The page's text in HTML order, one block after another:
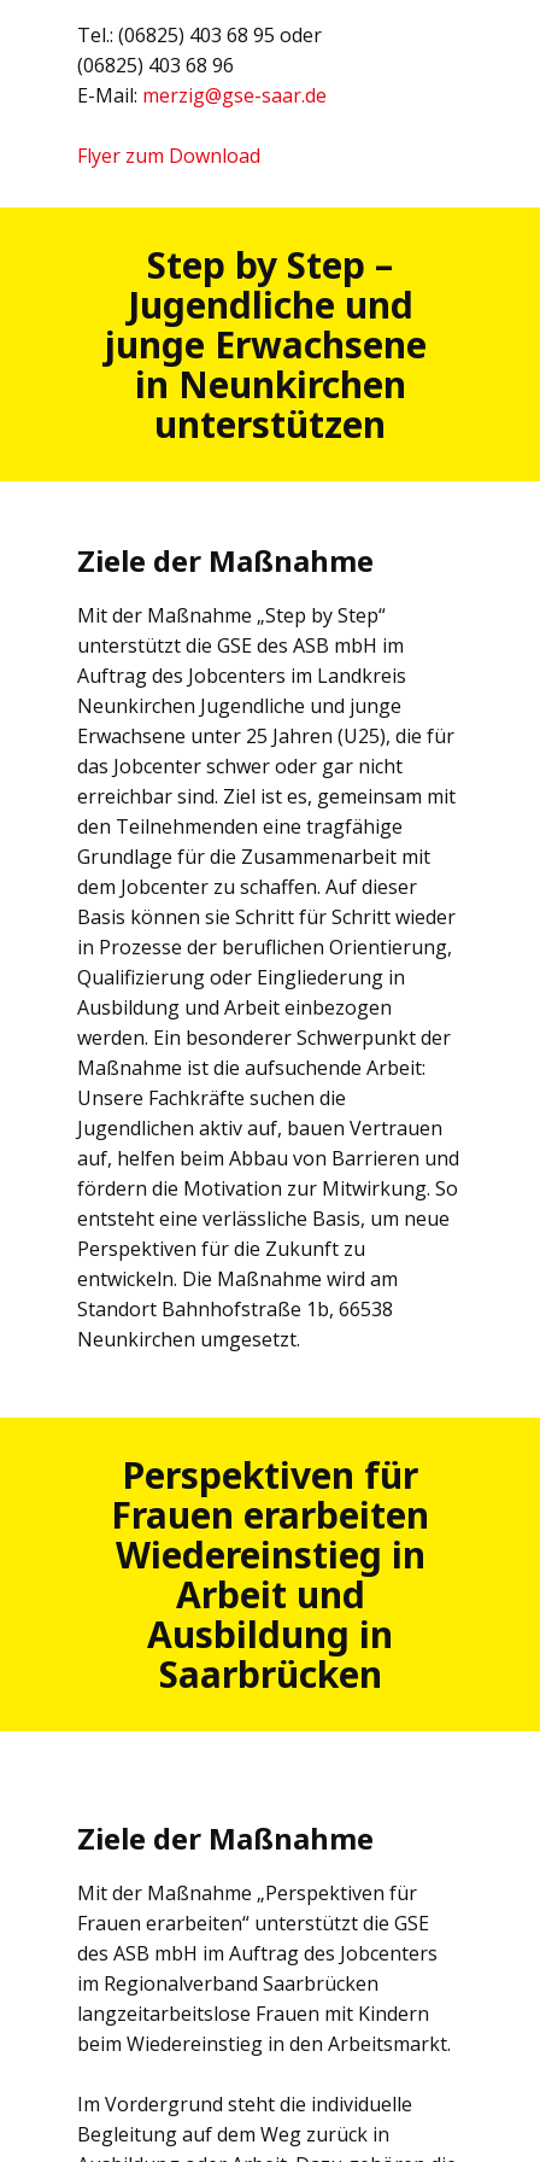
Tel.: (06825) 403 68 95 oder
(06825) 403 68 96
E-Mail: merzig@gse-saar.de
Flyer zum Download
Step by Step –
Jugendliche und
junge Erwachsene
in Neunkirchen
unterstützen
Ziele der Maßnahme
Mit der Maßnahme „Step by Step“
unterstützt die GSE des ASB mbH im
Auftrag des Jobcenters im Landkreis
Neunkirchen Jugendliche und junge
Erwachsene unter 25 Jahren (U25), die für
das Jobcenter schwer oder gar nicht
erreichbar sind. Ziel ist es, gemeinsam mit
den Teilnehmenden eine tragfähige
Grundlage für die Zusammenarbeit mit
dem Jobcenter zu schaffen. Auf dieser
Basis können sie Schritt für Schritt wieder
in Prozesse der beruflichen Orientierung,
Qualifizierung oder Eingliederung in
Ausbildung und Arbeit einbezogen
werden. Ein besonderer Schwerpunkt der
Maßnahme ist die aufsuchende Arbeit:
Unsere Fachkräfte suchen die
Jugendlichen aktiv auf, bauen Vertrauen
auf, helfen beim Abbau von Barrieren und
fördern die Motivation zur Mitwirkung. So
entsteht eine verlässliche Basis, um neue
Perspektiven für die Zukunft zu
entwickeln. Die Maßnahme wird am
Standort Bahnhofstraße 1b, 66538
Neunkirchen umgesetzt.
Perspektiven für
Frauen erarbeiten
Wiedereinstieg in
Arbeit und
Ausbildung in
Saarbrücken
Ziele der Maßnahme
Mit der Maßnahme „Perspektiven für
Frauen erarbeiten“ unterstützt die GSE
des ASB mbH im Auftrag des Jobcenters
im Regionalverband Saarbrücken
langzeitarbeitslose Frauen mit Kindern
beim Wiedereinstieg in den Arbeitsmarkt.
Im Vordergrund steht die individuelle
Begleitung auf dem Weg zurück in